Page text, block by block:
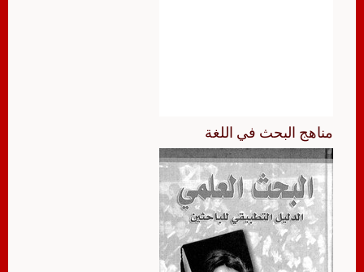
مناهج البحث في اللغة